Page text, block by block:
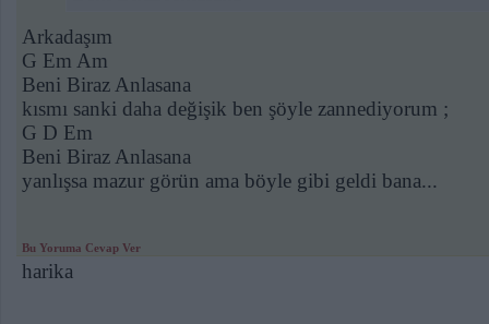
Arkadaşım
G Em Am
Beni Biraz Anlasana
kısmı sanki daha değişik ben şöyle zannediyorum ;
G D Em
Beni Biraz Anlasana
yanlışsa mazur görün ama böyle gibi geldi bana...
Bu Yoruma Cevap Ver
harika